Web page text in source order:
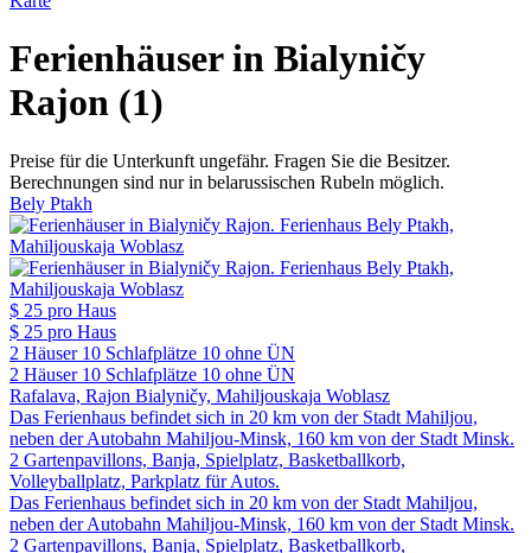
Ferienhäuser in Bialyničy
Rajon (1)
Preise für die Unterkunft ungefähr. Fragen Sie die Besitzer.
Berechnungen sind nur in belarussischen Rubeln möglich.
Bely Ptakh
$ 25 pro Haus
$ 25 pro Haus
2 Häuser 10 Schlafplätze 10 ohne ÜN
2 Häuser 10 Schlafplätze 10 ohne ÜN
Rafalava, Rajon Bialyničy, Mahiljouskaja Woblasz
Das Ferienhaus befindet sich in 20 km von der Stadt Mahiljou,
neben der Autobahn Mahiljou-Minsk, 160 km von der Stadt Minsk.
2 Gartenpavillons, Banja, Spielplatz, Basketballkorb,
Volleyballplatz, Parkplatz für Autos.
Das Ferienhaus befindet sich in 20 km von der Stadt Mahiljou,
neben der Autobahn Mahiljou-Minsk, 160 km von der Stadt Minsk.
2 Gartenpavillons, Banja, Spielplatz, Basketballkorb,